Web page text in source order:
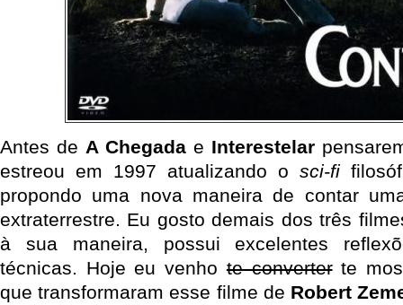
Antes de A Chegada e Interestelar
estreou em 1997 atualizando o sci-fi
propondo uma nova maneira de contar
extraterrestre. Eu gosto demais dos três
à sua maneira, possui excelentes
técnicas. Hoje eu venhote converterte
que transformaram esse filme de Robert